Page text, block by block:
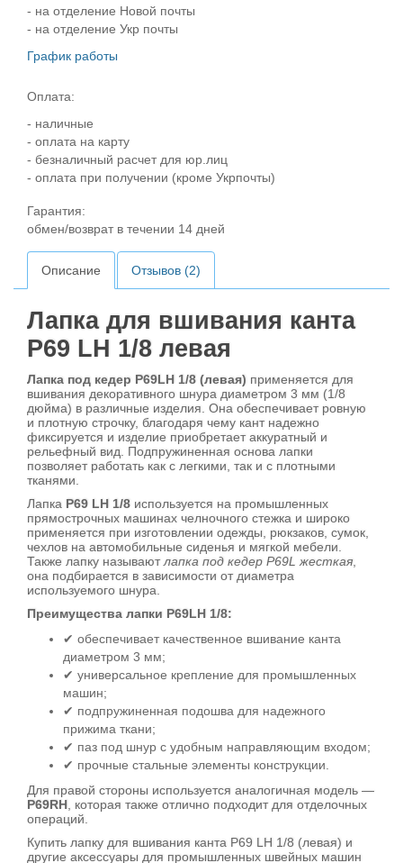
- на отделение Новой почты
- на отделение Укр почты
График работы
Оплата:
- наличные
- оплата на карту
- безналичный расчет для юр.лиц
- оплата при получении (кроме Укрпочты)
Гарантия:
обмен/возврат в течении 14 дней
Описание Отзывов (2)
Лапка для вшивания канта
P69 LH 1/8 левая
Лапка под кедер P69LH 1/8 (левая) применяется для
вшивания декоративного шнура диаметром 3 мм (1/8
дюйма) в различные изделия. Она обеспечивает ровную
и плотную строчку, благодаря чему кант надежно
фиксируется и изделие приобретает аккуратный и
рельефный вид. Подпружиненная основа лапки
позволяет работать как с легкими, так и с плотными
тканями.
Лапка P69 LH 1/8 используется на промышленных
прямострочных машинах челночного стежка и широко
применяется при изготовлении одежды, рюкзаков, сумок,
чехлов на автомобильные сиденья и мягкой мебели.
Также лапку называютлапка под кедер P69L жесткая,
она подбирается в зависимости от диаметра
используемого шнура.
Преимущества лапки P69LH 1/8:
✔ обеспечивает качественное вшивание канта
диаметром 3 мм;
✔ универсальное крепление для промышленных
машин;
✔ подпружиненная подошва для надежного
прижима ткани;
✔ паз под шнур с удобным направляющим входом;
✔ прочные стальные элементы конструкции.
Для правой стороны используется аналогичная модель —
P69RH , которая также отлично подходит для отделочных
операций.
Купить лапку для вшивания канта P69 LH 1/8 (левая) и
другие аксессуары для промышленных швейных машин